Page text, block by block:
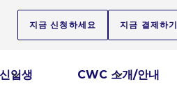
지금 신청하세요 지금 결제하기
신입생 CWC 소개/안내